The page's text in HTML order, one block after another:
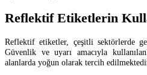
Reflektif Etiketlerin
Reflektif etiketler, çeşitli sektörlerde
Güvenlik ve uyarı amacıyla
alanlarda yoğun olarak tercih